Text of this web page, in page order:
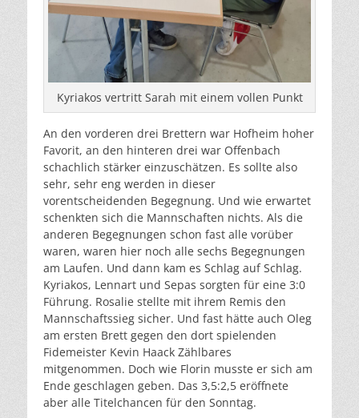
Kyriakos vertritt Sarah mit einem vollen Punkt
An den vorderen drei Brettern war Hofheim hoher
Favorit, an den hinteren drei war Offenbach
schachlich stärker einzuschätzen. Es sollte also
sehr, sehr eng werden in dieser
vorentscheidenden Begegnung. Und wie erwartet
schenkten sich die Mannschaften nichts. Als die
anderen Begegnungen schon fast alle vorüber
waren, waren hier noch alle sechs Begegnungen
am Laufen. Und dann kam es Schlag auf Schlag.
Kyriakos, Lennart und Sepas sorgten für eine 3:0
Führung. Rosalie stellte mit ihrem Remis den
Mannschaftssieg sicher. Und fast hätte auch Oleg
am ersten Brett gegen den dort spielenden
Fidemeister Kevin Haack Zählbares
mitgenommen. Doch wie Florin musste er sich am
Ende geschlagen geben. Das 3,5:2,5 eröffnete
aber alle Titelchancen für den Sonntag.